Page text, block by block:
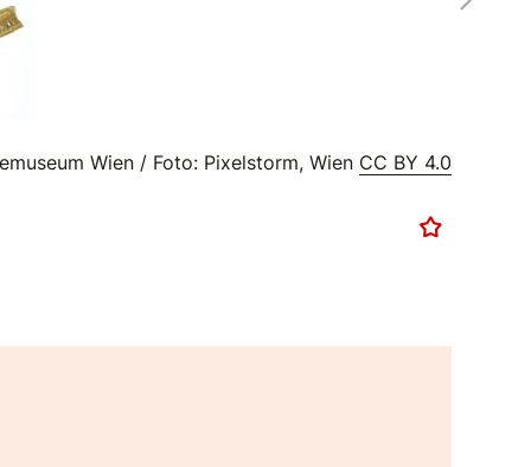
Wien / Foto: Pixelstorm, Wien CC BY 4.0